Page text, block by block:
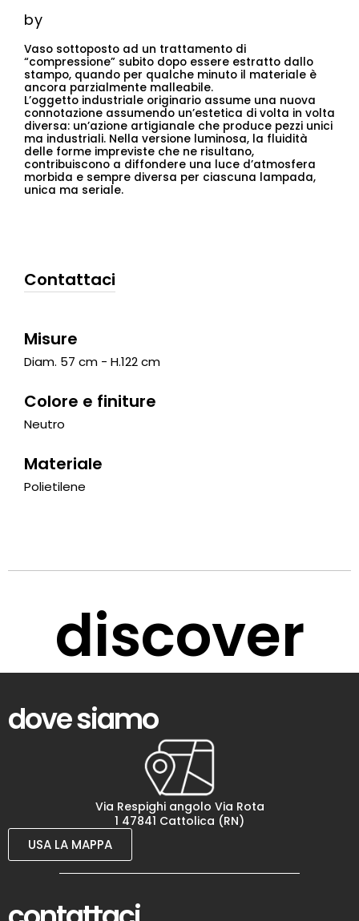
by
Vaso sottoposto ad un trattamento di
“compressione” subito dopo essere estratto dallo
stampo, quando per qualche minuto il materiale è
ancora parzialmente malleabile.
L’oggetto industriale originario assume una nuova
connotazione assumendo un’estetica di volta in volta
diversa: un’azione artigianale che produce pezzi unici
ma industriali. Nella versione luminosa, la fluidità
delle forme impreviste che ne risultano,
contribuiscono a diffondere una luce d’atmosfera
morbida e sempre diversa per ciascuna lampada,
unica ma seriale.
Contattaci
Misure
Diam. 57 cm - H.122 cm
Colore e finiture
Neutro
Materiale
Polietilene
discover
dove siamo
Via Respighi angolo Via Rota
1 47841 Cattolica (RN)
USA LA MAPPA